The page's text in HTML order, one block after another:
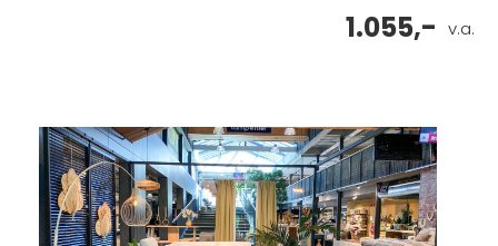
v.a.
1.055,-